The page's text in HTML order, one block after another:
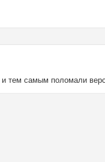
и тем самым поломали